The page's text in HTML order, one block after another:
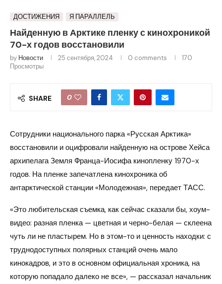
ДОСТИЖЕНИЯ Я ПАРАЛЛЕЛЬ
Найденную в Арктике пленку с кинохроникой
70-х годов восстановили
by Новости 25 сентября, 2024 0 comments
170
Просмотры
SHARE 0
Сотрудники национального парка «Русская Арктика»
восстановили и оцифровали найденную на острове Хейса
архипелага Земля Франца-Иосифа кинопленку 1970-х
годов. На пленке запечатлена кинохроника об
антарктической станции «Молодежная», передает ТАСС.
«Это любительская съемка, как сейчас сказали бы, хоум-
видео: разная пленка — цветная и черно-белая — склеена
чуть ли не пластырем. Но в этом-то и ценность находки: с
труднодоступных полярных станций очень мало
кинокадров, и это в основном официальная хроника, на
которую попадало далеко не все», — рассказал начальник